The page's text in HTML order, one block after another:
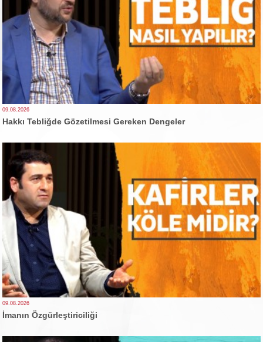
09.08.2026
Hakkı Tebliğde Gözetilmesi Gereken Dengeler
09.08.2026
İmanın Özgürleştiriciliği